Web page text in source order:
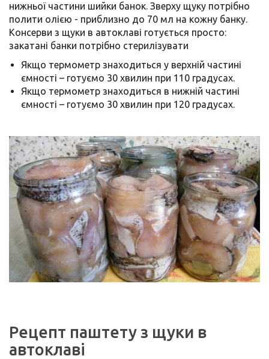
нижньої частини шийки банок. Зверху щуку потрібно
полити олією - приблизно до 70 мл на кожну банку.
Консерви з щуки в автоклаві готується просто:
закатані банки потрібно стерилізувати
Якщо термометр знаходиться у верхній частині
ємності – готуємо 30 хвилин при 110 градусах.
Якщо термометр знаходиться в нижній частині
ємності – готуємо 30 хвилин при 120 градусах.
Рецепт паштету з щуки в
автоклаві